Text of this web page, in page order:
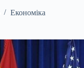
Економіка